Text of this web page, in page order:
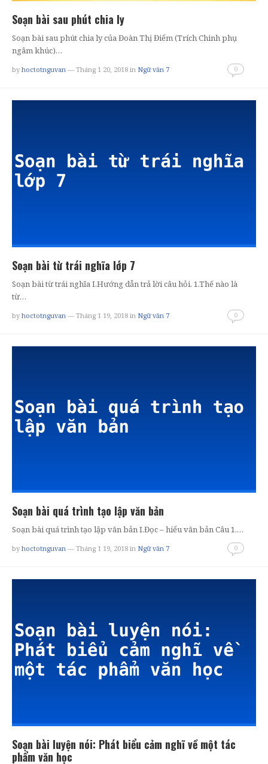
Soạn bài sau phút chia ly
Soạn bài sau phút chia ly của Đoàn Thị Điểm (Trích Chinh phụ
ngâm khúc)…
by hoctotnguvan — Tháng 1 20, 2018 in Ngữ văn 7 0
Soạn bài từ trái nghĩa lớp 7
Soạn bài từ trái nghĩa I.Hướng dẫn trả lời câu hỏi. 1.Thế nào là
từ…
by hoctotnguvan — Tháng 1 19, 2018 in Ngữ văn 7 0
Soạn bài quá trình tạo lập văn bản
Soạn bài quá trình tạo lập văn bản I.Đọc – hiểu văn bản Câu 1.…
by hoctotnguvan — Tháng 1 19, 2018 in Ngữ văn 7 0
Soạn bài luyện nói: Phát biểu cảm nghĩ về một tác
phẩm văn học